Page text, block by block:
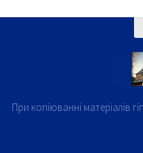
При копіюванні матеріалів